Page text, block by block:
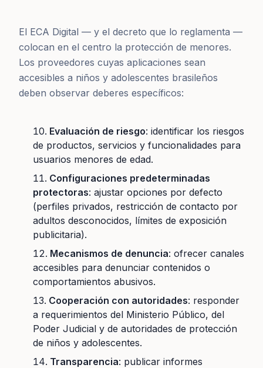
El ECA Digital — y el decreto que lo reglamenta —
colocan en el centro la protección de menores.
Los proveedores cuyas aplicaciones sean
accesibles a niños y adolescentes brasileños
deben observar deberes específicos:
Evaluación de riesgo: identificar los riesgos
de productos, servicios y funcionalidades para
usuarios menores de edad.
Configuraciones predeterminadas
protectoras: ajustar opciones por defecto
(perfiles privados, restricción de contacto por
adultos desconocidos, límites de exposición
publicitaria).
Mecanismos de denuncia: ofrecer canales
accesibles para denunciar contenidos o
comportamientos abusivos.
Cooperación con autoridades: responder
a requerimientos del Ministerio Público, del
Poder Judicial y de autoridades de protección
de niños y adolescentes.
Transparencia: publicar informes